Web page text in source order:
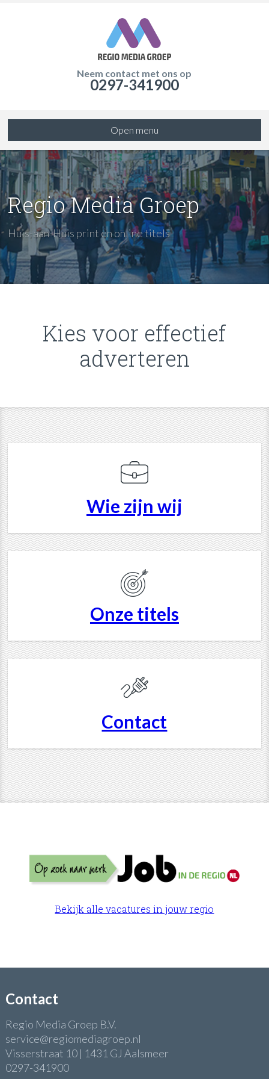
Neem contact met ons op
0297-341900
Open menu
Regio Media Groep
Huis-aan-Huis print en online titels
Kies voor effectief
adverteren
Wie zijn wij
Onze titels
Contact
Bekijk alle vacatures in jouw regio
Contact
Regio Media Groep B.V.
service@regiomediagroep.nl
Visserstraat 10 | 1431 GJ Aalsmeer
0297-341900